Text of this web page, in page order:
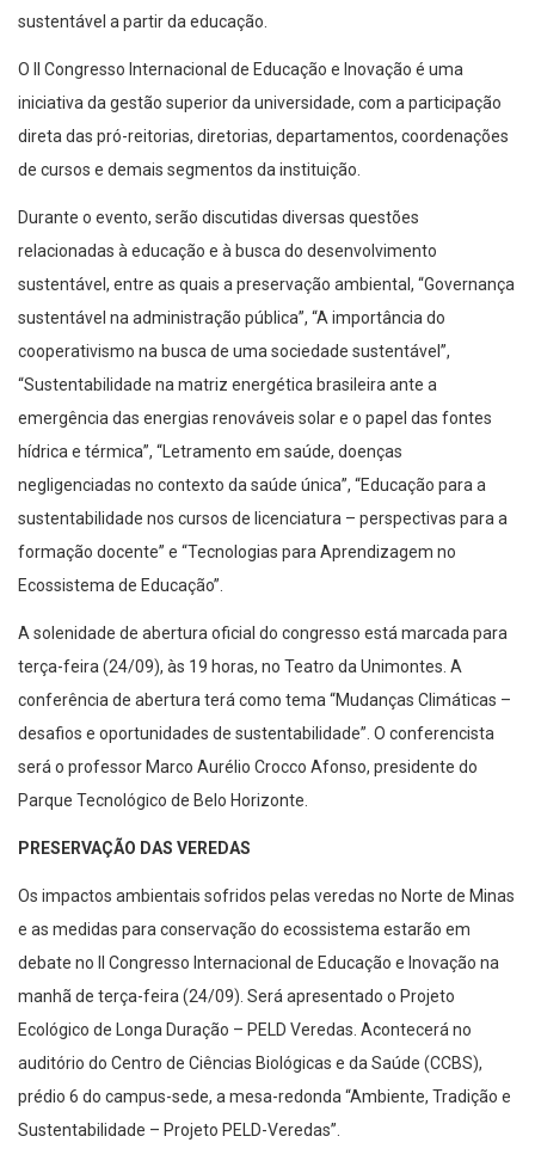
sustentável a partir da educação.
O II Congresso Internacional de Educação e Inovação é uma
iniciativa da gestão superior da universidade, com a participação
direta das pró-reitorias, diretorias, departamentos, coordenações
de cursos e demais segmentos da instituição.
Durante o evento, serão discutidas diversas questões
relacionadas à educação e à busca do desenvolvimento
sustentável, entre as quais a preservação ambiental, “Governança
sustentável na administração pública”, “A importância do
cooperativismo na busca de uma sociedade sustentável”,
“Sustentabilidade na matriz energética brasileira ante a
emergência das energias renováveis solar e o papel das fontes
hídrica e térmica”, “Letramento em saúde, doenças
negligenciadas no contexto da saúde única”, “Educação para a
sustentabilidade nos cursos de licenciatura – perspectivas para a
formação docente” e “Tecnologias para Aprendizagem no
Ecossistema de Educação”.
A solenidade de abertura oficial do congresso está marcada para
terça-feira (24/09), às 19 horas, no Teatro da Unimontes. A
conferência de abertura terá como tema “Mudanças Climáticas –
desafios e oportunidades de sustentabilidade”. O conferencista
será o professor Marco Aurélio Crocco Afonso, presidente do
Parque Tecnológico de Belo Horizonte.
PRESERVAÇÃO DAS VEREDAS
Os impactos ambientais sofridos pelas veredas no Norte de Minas
e as medidas para conservação do ecossistema estarão em
debate no II Congresso Internacional de Educação e Inovação na
manhã de terça-feira (24/09). Será apresentado o Projeto
Ecológico de Longa Duração – PELD Veredas. Acontecerá no
auditório do Centro de Ciências Biológicas e da Saúde (CCBS),
prédio 6 do campus-sede, a mesa-redonda “Ambiente, Tradição e
Sustentabilidade – Projeto PELD-Veredas”.